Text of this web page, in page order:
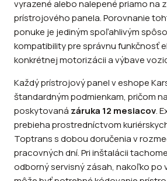
vyrazené alebo nalepené priamo na
prístrojového panela. Porovnanie
ponuke je jediným spoľahlivým
kompatibility pre správnu funkčnosť
konkrétnej motorizácii a výbave
Každý prístrojový panel v eshope
štandardným podmienkam, pričom
poskytovaná záruka 12 mesiacov.
prebieha prostredníctvom
Toptrans s dobou doručenia v
pracovných dní. Pri inštalácii
odborný servisný zásah, nakoľko po